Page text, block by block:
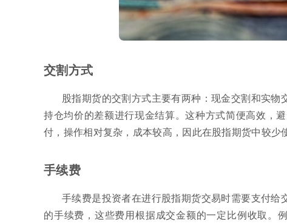
交割方式
股指期货的交割方式主要有两种：现金交割和实
持仓均价的差额进行现金结算。这种方式简便高效，
付，操作相对复杂，成本较高，因此在股指期货中较少
手续费
手续费是投资者在进行股指期货交易时需要支付
的手续费，这些费用根据成交金额的一定比例收取。